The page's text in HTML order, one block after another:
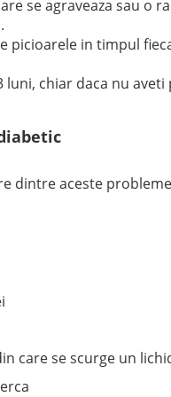
se agraveaza sau o
picioarele in timpul
chiar daca nu
dintre aceste
care se scurge un